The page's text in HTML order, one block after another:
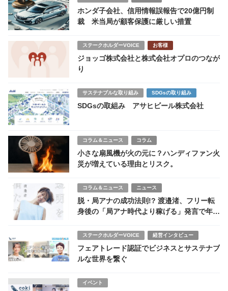
ホンダ子会社、信用情報誤報告で20億円制
裁 米当局が顧客保護に厳しい措置
ステークホルダーVOICE お客様
ジョッゴ株式会社と株式会社オプロのつなが
り
サステナブルな取り組み SDGsの取り組み
SDGsの取組み アサヒビール株式会社
コラム＆ニュース コラム
小さな扇風機が火の元に？ハンディファン火
災が増えている理由とリスク。
コラム＆ニュース ニュース
脱・局アナの成功法則!? 渡邉渚、フリー転
身後の「局アナ時代より稼げる」発言で年収
ステークホルダーVOICE 経営インタビュー
フェアトレード認証でビジネスとサステナブ
ルな世界を繋ぐ
イベント